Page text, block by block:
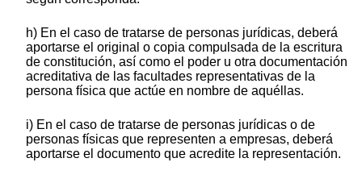
h) En el caso de tratarse de personas jurídicas, deberá
aportarse el original o copia compulsada de la escritura
de constitución, así como el poder u otra documentación
acreditativa de las facultades representativas de la
persona física que actúe en nombre de aquéllas.
i) En el caso de tratarse de personas jurídicas o de
personas físicas que representen a empresas, deberá
aportarse el documento que acredite la representación.